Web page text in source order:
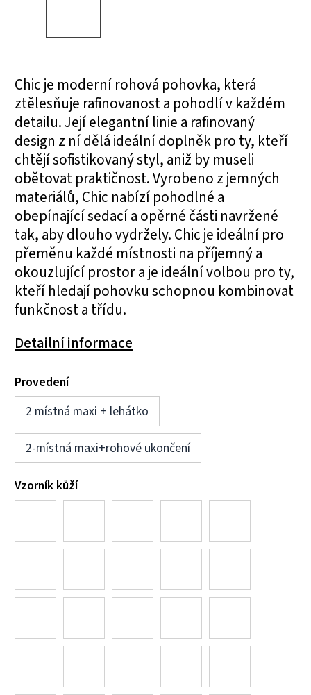
Chic je moderní rohová pohovka, která
ztělesňuje rafinovanost a pohodlí v každém
detailu. Její elegantní linie a rafinovaný
design z ní dělá ideální doplněk pro ty, kteří
chtějí sofistikovaný styl, aniž by museli
obětovat praktičnost. Vyrobeno z jemných
materiálů, Chic nabízí pohodlné a
obepínající sedací a opěrné části navržené
tak, aby dlouho vydržely. Chic je ideální pro
přeměnu každé místnosti na příjemný a
okouzlující prostor a je ideální volbou pro ty,
kteří hledají pohovku schopnou kombinovat
funkčnost a třídu.
Detailní informace
Provedení
2 místná maxi + lehátko
2-místná maxi+rohové ukončení
Vzorník kůží